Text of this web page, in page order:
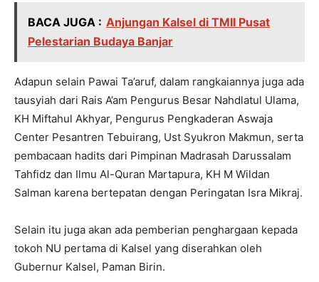
BACA JUGA : Anjungan Kalsel di TMII Pusat
Pelestarian Budaya Banjar
Adapun selain Pawai Ta’aruf, dalam rangkaiannya juga ada
tausyiah dari Rais A’am Pengurus Besar Nahdlatul Ulama,
KH Miftahul Akhyar, Pengurus Pengkaderan Aswaja
Center Pesantren Tebuirang, Ust Syukron Makmun, serta
pembacaan hadits dari Pimpinan Madrasah Darussalam
Tahfidz dan Ilmu Al-Quran Martapura, KH M Wildan
Salman karena bertepatan dengan Peringatan Isra Mikraj.
Selain itu juga akan ada pemberian penghargaan kepada
tokoh NU pertama di Kalsel yang diserahkan oleh
Gubernur Kalsel, Paman Birin.